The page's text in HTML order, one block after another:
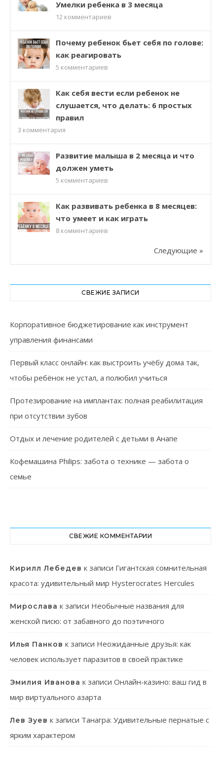
Умелки ребенка в 3 месяца
12 комментариев
Почему ребенок бьет себя по голове:
как реагировать
5 комментариев
Как себя вести если ребенок не
слушается, что делать: 6 простых
правил
3 комментария
Развитие малыша в 2 месяца и что
должен уметь
5 комментариев
Как развивать ребенка в 8 месяцев:
что умеет и как играть
8 комментариев
Следующие »
СВЕЖИЕ ЗАПИСИ
Корпоративное бюджетирование как инструмент
управления финансами
Первый класс онлайн: как выстроить учёбу дома так,
чтобы ребёнок не устал, а полюбил учиться
Протезирование на имплантах: полная реабилитация
при отсутствии зубов
Отдых и лечение родителей с детьми в Анапе
Кофемашина Philips: забота о технике — забота о
семье
СВЕЖИЕ КОММЕНТАРИИ
Кирилл Лебедев к записи Гигантская сомнительная
красота: удивительный мир Hysterocrates Hercules
Мирослава к записи Необычные названия для
женской писю: от забавного до поэтичного
Илья Панков к записи Неожиданные друзья: как
человек использует паразитов в своей практике
Эмилия Иванова к записи Онлайн-казино: ваш гид в
мир виртуального азарта
Лев Зуев к записи Танагра: Удивительные пернатые с
ярким характером